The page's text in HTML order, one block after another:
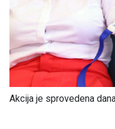
Akcija je sprovedena